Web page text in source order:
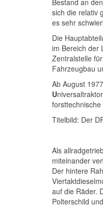
Bestand an
sich die relativ
es sehr
Die
im Bereich der
Zentralstelle
Fahrzeugbau
Ab August
U
Titelbild: Der
Als
miteinander
Der hintere
auf die Räder.
Polterschild